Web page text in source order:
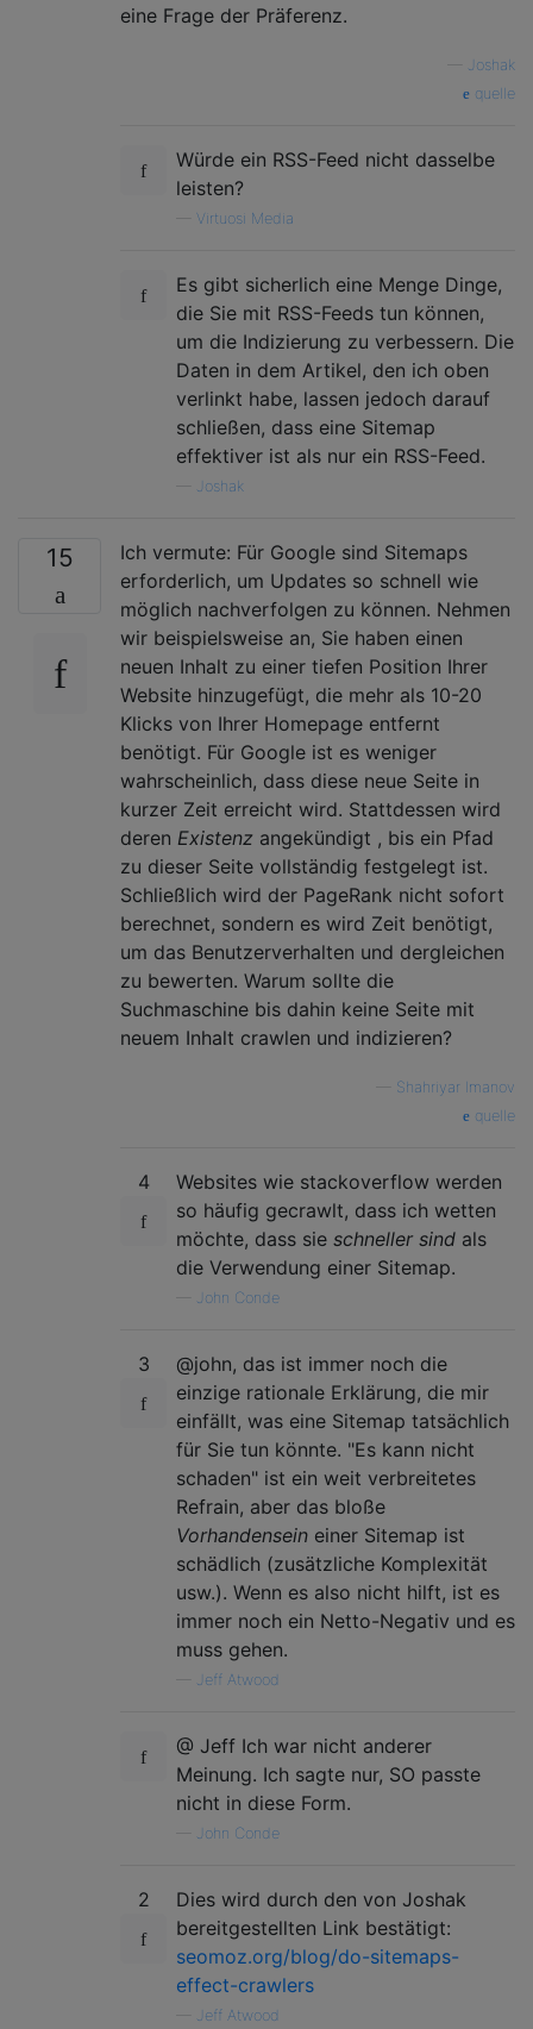
eine Frage der Präferenz.
Joshak
quelle
Würde ein RSS-Feed nicht dasselbe
leisten?
Virtuosi Media
Es gibt sicherlich eine Menge Dinge,
die Sie mit RSS-Feeds tun können,
um die Indizierung zu verbessern. Die
Daten in dem Artikel, den ich oben
verlinkt habe, lassen jedoch darauf
schließen, dass eine Sitemap
effektiver ist als nur ein RSS-Feed.
Joshak
15
Ich vermute: Für Google sind Sitemaps
erforderlich, um Updates so schnell wie
möglich nachverfolgen zu können. Nehmen
wir beispielsweise an, Sie haben einen
neuen Inhalt zu einer tiefen Position Ihrer
Website hinzugefügt, die mehr als 10-20
Klicks von Ihrer Homepage entfernt
benötigt. Für Google ist es weniger
wahrscheinlich, dass diese neue Seite in
kurzer Zeit erreicht wird. Stattdessen wird
deren Existenz angekündigt , bis ein Pfad
zu dieser Seite vollständig festgelegt ist.
Schließlich wird der PageRank nicht sofort
berechnet, sondern es wird Zeit benötigt,
um das Benutzerverhalten und dergleichen
zu bewerten. Warum sollte die
Suchmaschine bis dahin keine Seite mit
neuem Inhalt crawlen und indizieren?
Shahriyar Imanov
quelle
4
Websites wie stackoverflow werden
so häufig gecrawlt, dass ich wetten
möchte, dass sie schneller sind als
die Verwendung einer Sitemap.
John Conde
3
@john, das ist immer noch die
einzige rationale Erklärung, die mir
einfällt, was eine Sitemap tatsächlich
für Sie tun könnte. "Es kann nicht
schaden" ist ein weit verbreitetes
Refrain, aber das bloße
Vorhandensein einer Sitemap ist
schädlich (zusätzliche Komplexität
usw.). Wenn es also nicht hilft, ist es
immer noch ein Netto-Negativ und es
muss gehen.
Jeff Atwood
@ Jeff Ich war nicht anderer
Meinung. Ich sagte nur, SO passte
nicht in diese Form.
John Conde
2
Dies wird durch den von Joshak
bereitgestellten Link bestätigt:
seomoz.org/blog/do-sitemaps-
effect-crawlers
Jeff Atwood